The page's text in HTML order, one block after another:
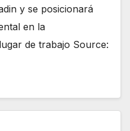
y se posicionará
en la
de trabajo Source: